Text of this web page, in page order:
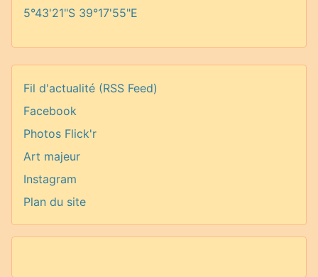
5°43'21"S 39°17'55"E
Fil d'actualité (RSS Feed)
Facebook
Photos Flick'r
Art majeur
Instagram
Plan du site